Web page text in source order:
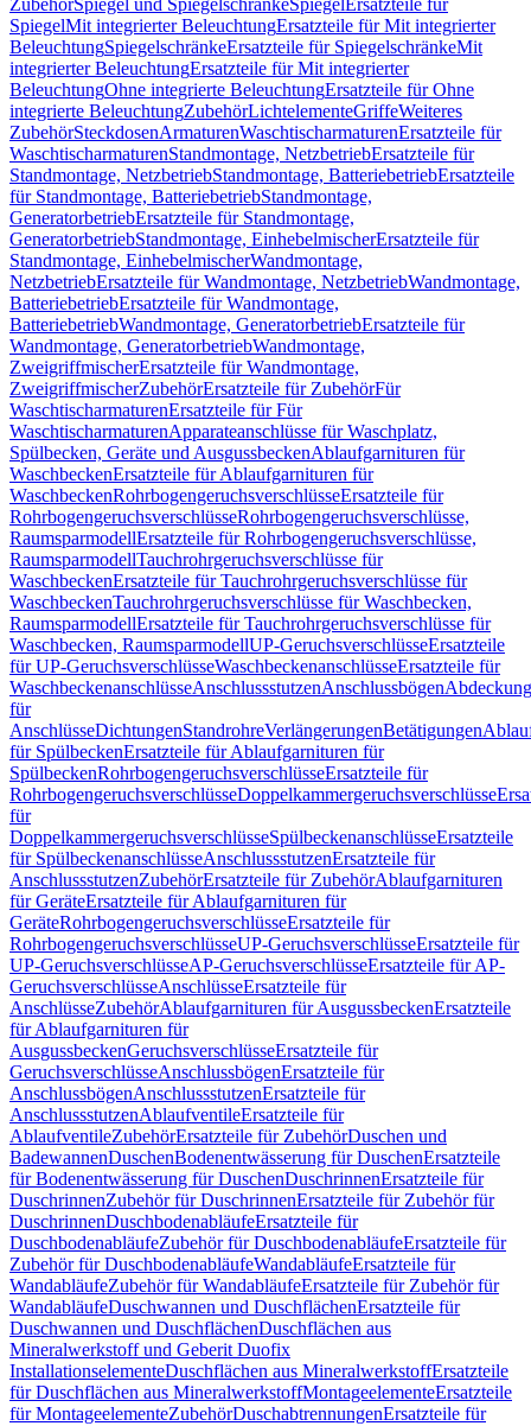
ZubehörSpiegel und SpiegelschränkeSpiegel Ersatzteile für
SpiegelMit integrierter BeleuchtungErsatzteile für Mit integrierter
BeleuchtungSpiegelschränkeErsatzteile für SpiegelschränkeMit
integrierter BeleuchtungErsatzteile für Mit integrierter
BeleuchtungOhne integrierte BeleuchtungErsatzteile für Ohne
integrierte BeleuchtungZubehörLichtelementeGriffeWeiteres
ZubehörSteckdosenArmaturenWaschtischarmaturenErsatzteile für
WaschtischarmaturenStandmontage, NetzbetriebErsatzteile für
Standmontage, NetzbetriebStandmontage, BatteriebetriebErsatzteile
für Standmontage, BatteriebetriebStandmontage,
GeneratorbetriebErsatzteile für Standmontage,
GeneratorbetriebStandmontage, EinhebelmischerErsatzteile für
Standmontage, EinhebelmischerWandmontage,
NetzbetriebErsatzteile für Wandmontage, NetzbetriebWandmontage,
BatteriebetriebErsatzteile für Wandmontage,
BatteriebetriebWandmontage, GeneratorbetriebErsatzteile für
Wandmontage, GeneratorbetriebWandmontage,
ZweigriffmischerErsatzteile für Wandmontage,
ZweigriffmischerZubehörErsatzteile für ZubehörFür
WaschtischarmaturenErsatzteile für Für
WaschtischarmaturenApparateanschlüsse für Waschplatz,
Spülbecken, Geräte und AusgussbeckenAblaufgarnituren für
WaschbeckenErsatzteile für Ablaufgarnituren für
WaschbeckenRohrbogengeruchsverschlüsseErsatzteile für
RohrbogengeruchsverschlüsseRohrbogengeruchsverschlüsse,
RaumsparmodellErsatzteile für Rohrbogengeruchsverschlüsse,
RaumsparmodellTauchrohrgeruchsverschlüsse für
WaschbeckenErsatzteile für Tauchrohrgeruchsverschlüsse für
WaschbeckenTauchrohrgeruchsverschlüsse für Waschbecken,
RaumsparmodellErsatzteile für Tauchrohrgeruchsverschlüsse für
Waschbecken, RaumsparmodellUP-GeruchsverschlüsseErsatzteile
für UP-GeruchsverschlüsseWaschbeckenanschlüsseErsatzteile für
WaschbeckenanschlüsseAnschlussstutzenAnschlussbögen
für
AnschlüsseDichtungenStandrohreVerlängerungenBetätigungen
für SpülbeckenErsatzteile für Ablaufgarnituren für
SpülbeckenRohrbogengeruchsverschlüsseErsatzteile für
RohrbogengeruchsverschlüsseDoppelkammergeruchsverschlüsse
für
DoppelkammergeruchsverschlüsseSpülbeckenanschlüsseErsatzteile
für SpülbeckenanschlüsseAnschlussstutzenErsatzteile für
AnschlussstutzenZubehörErsatzteile für ZubehörAblaufgarnituren
für GeräteErsatzteile für Ablaufgarnituren für
GeräteRohrbogengeruchsverschlüsseErsatzteile für
RohrbogengeruchsverschlüsseUP-GeruchsverschlüsseErsatzteile für
UP-GeruchsverschlüsseAP-GeruchsverschlüsseErsatzteile für AP-
GeruchsverschlüsseAnschlüsseErsatzteile für
AnschlüsseZubehörAblaufgarnituren für AusgussbeckenErsatzteile
für Ablaufgarnituren für
AusgussbeckenGeruchsverschlüsseErsatzteile für
GeruchsverschlüsseAnschlussbögenErsatzteile für
AnschlussbögenAnschlussstutzenErsatzteile für
AnschlussstutzenAblaufventileErsatzteile für
AblaufventileZubehörErsatzteile für ZubehörDuschen und
BadewannenDuschenBodenentwässerung für DuschenErsatzteile
für Bodenentwässerung für DuschenDuschrinnenErsatzteile für
DuschrinnenZubehör für DuschrinnenErsatzteile für Zubehör für
DuschrinnenDuschbodenabläufeErsatzteile für
DuschbodenabläufeZubehör für DuschbodenabläufeErsatzteile für
Zubehör für DuschbodenabläufeWandabläufeErsatzteile für
WandabläufeZubehör für WandabläufeErsatzteile für Zubehör für
WandabläufeDuschwannen und DuschflächenErsatzteile für
Duschwannen und DuschflächenDuschflächen aus
Mineralwerkstoff und Geberit Duofix
InstallationselementeDuschflächen aus MineralwerkstoffErsatzteile
für Duschflächen aus MineralwerkstoffMontageelementeErsatzteile
für MontageelementeZubehörDuschabtrennungenErsatzteile für